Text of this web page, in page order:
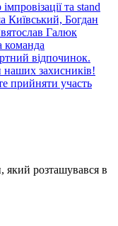
та stand
Київський, Богдан
Галюк
команда
відпочинок.
наших захисників!
прийняти участь
розташувався в